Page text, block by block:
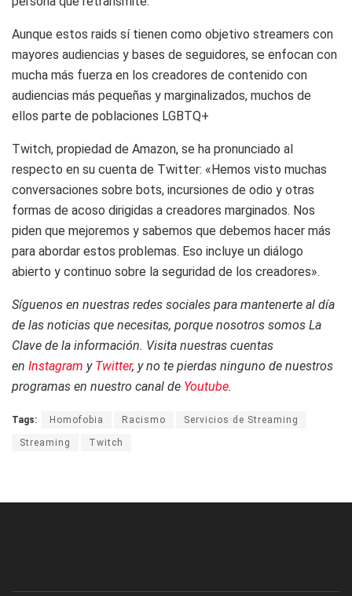
Aunque estos raids sí tienen como objetivo streamers con
mayores audiencias y bases de seguidores, se enfocan con
mucha más fuerza en los creadores de contenido con
audiencias más pequeñas y marginalizados, muchos de
ellos parte de poblaciones LGBTQ+
Twitch, propiedad de Amazon, se ha pronunciado al
respecto en su cuenta de Twitter: «Hemos visto muchas
conversaciones sobre bots, incursiones de odio y otras
formas de acoso dirigidas a creadores marginados. Nos
piden que mejoremos y sabemos que debemos hacer más
para abordar estos problemas. Eso incluye un diálogo
abierto y continuo sobre la seguridad de los creadores».
Síguenos en nuestras redes sociales para mantenerte al día
de las noticias que necesitas, porque nosotros somos La
Clave de la información. Visita nuestras cuentas
en Instagram y Twitter, y no te pierdas ninguno de nuestros
programas en nuestro canal de Youtube.
Tags: Homofobia Racismo Servicios de Streaming
Streaming Twitch